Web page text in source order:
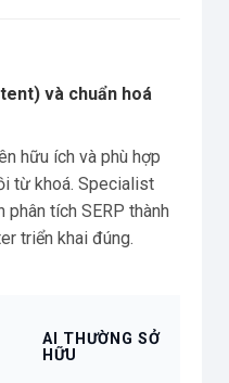
và chuẩn hoá
hữu ích và phù hợp
từ khoá. Specialist
tích SERP thành
triển khai đúng.
AI THƯỜNG SỞ
HỮU